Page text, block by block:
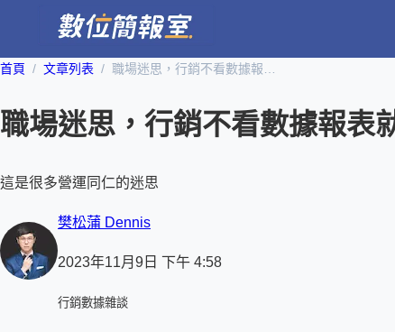
首頁 文章列表
職場迷思，行銷不看數據報表
這是很多營運同仁的迷思
樊松蒲 Dennis
2023年11月9日 下午 4:58
行銷數據雜談